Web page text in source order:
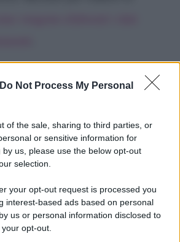
Do Not Process My Personal
of the sale, sharing to third parties, or
or sensitive information for
us, please use the below opt-out
selection.
your opt-out request is processed you
interest-based ads based on personal
us or personal information disclosed to
opt-out.
di MASTE S.r.l.
21 - 20129 Milano (MI)